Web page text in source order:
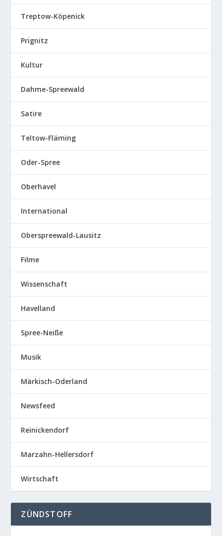
Treptow-Köpenick
Prignitz
Kultur
Dahme-Spreewald
Satire
Teltow-Fläming
Oder-Spree
Oberhavel
International
Oberspreewald-Lausitz
Filme
Wissenschaft
Havelland
Spree-Neiße
Musik
Märkisch-Oderland
Newsfeed
Reinickendorf
Marzahn-Hellersdorf
Wirtschaft
ZÜNDSTOFF